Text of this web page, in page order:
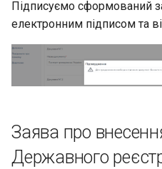
Підписуємо сформований
електронним підписом та
Заява про
Державного